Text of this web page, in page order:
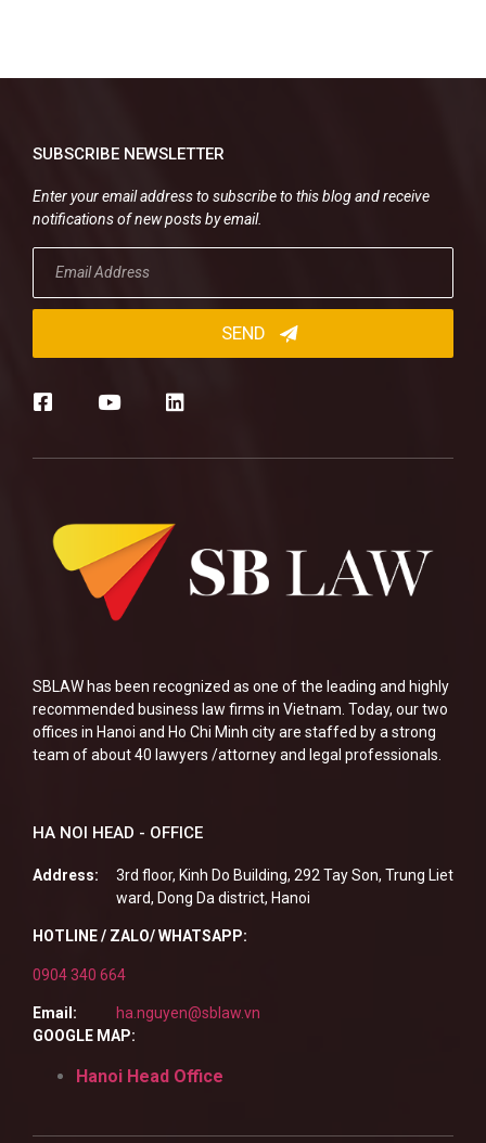
SBLAW has been recognized as one of the leading and highly
recommended business law firms in Vietnam. Today, our two
offices in Hanoi and Ho Chi Minh city are staffed by a strong
team of about 40 lawyers /attorney and legal professionals.
HA NOI HEAD - OFFICE
Address:
3rd floor, Kinh Do Building, 292 Tay Son, Trung Liet
ward, Dong Da district, Hanoi
HOTLINE / ZALO/ WHATSAPP:
0904 340 664
Email:
ha.nguyen@sblaw.vn
GOOGLE MAP:
Hanoi Head Office
SUBSCRIBE NEWSLETTER
Enter your email address to subscribe to this blog and receive
notifications of new posts by email.